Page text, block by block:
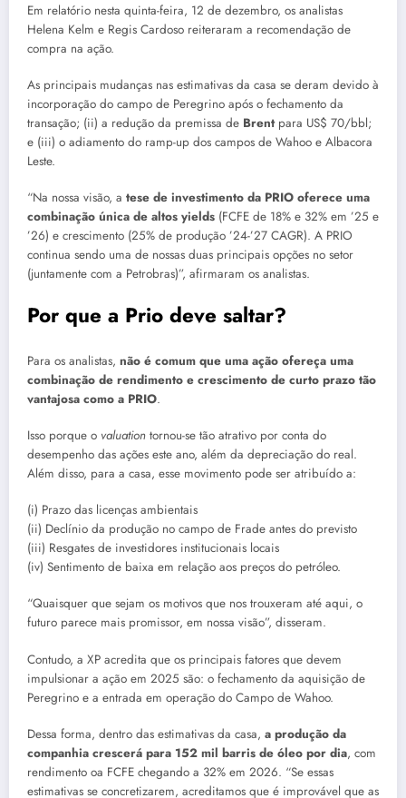
Em relatório nesta quinta-feira, 12 de dezembro, os analistas
Helena Kelm e Regis Cardoso reiteraram a recomendação de
compra na ação.
As principais mudanças nas estimativas da casa se deram devido à
incorporação do campo de Peregrino após o fechamento da
transação; (ii) a redução da premissa de Brentpara US$ 70/bbl;
e (iii) o adiamento do ramp-up dos campos de Wahoo e Albacora
Leste.
“Na nossa visão, a tese de investimento da PRIO oferece uma
combinação única de altos yields (FCFE de 18% e 32% em ’25 e
’26) e crescimento (25% de produção ’24-’27 CAGR). A PRIO
continua sendo uma de nossas duas principais opções no setor
(juntamente com a Petrobras)”, afirmaram os analistas.
Por que a Prio deve saltar?
Para os analistas, não é comum que uma ação ofereça uma
combinação de rendimento e crescimento de curto prazo tão
vantajosa como a PRIO.
Isso porque o valuation tornou-se tão atrativo por conta do
desempenho das ações este ano, além da depreciação do real.
Além disso, para a casa, esse movimento pode ser atribuído a:
(i) Prazo das licenças ambientais
(ii) Declínio da produção no campo de Frade antes do previsto
(iii) Resgates de investidores institucionais locais
(iv) Sentimento de baixa em relação aos preços do petróleo.
“Quaisquer que sejam os motivos que nos trouxeram até aqui, o
futuro parece mais promissor, em nossa visão”, disseram.
Contudo, a XP acredita que os principais fatores que devem
impulsionar a ação em 2025 são: o fechamento da aquisição de
Peregrino e a entrada em operação do Campo de Wahoo.
Dessa forma, dentro das estimativas da casa, a produção da
companhia crescerá para 152 mil barris de óleo por dia, com
rendimento oa FCFE chegando a 32% em 2026. “Se essas
estimativas se concretizarem, acreditamos que é improvável que as